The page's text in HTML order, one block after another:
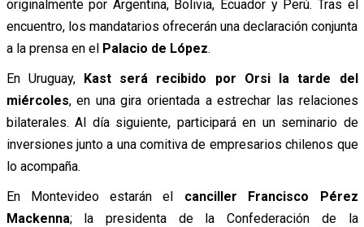
originalmente por Argentina, Bolivia, Ecuador y Perú. Tras el
encuentro, los mandatarios ofrecerán una declaración conjunta
a la prensa en el Palacio de López.
En Uruguay, Kast será recibido por Orsi la tarde del
miércoles, en una gira orientada a estrechar las relaciones
bilaterales. Al día siguiente, participará en un seminario de
inversiones junto a una comitiva de empresarios chilenos que
lo acompaña.
En Montevideo estarán el canciller Francisco Pérez
Mackenna; la presidenta de la Confederación de la